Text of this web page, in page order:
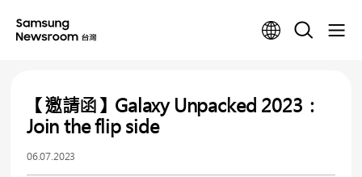
【邀請函】Galaxy Unpacked 2023：
Join the flip side
06.07.2023